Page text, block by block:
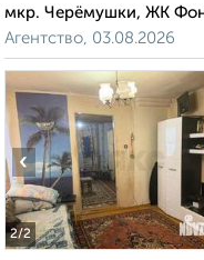
мкр. Черёмушки, ЖК
Агентство, 03.08.2026
2/2
‹